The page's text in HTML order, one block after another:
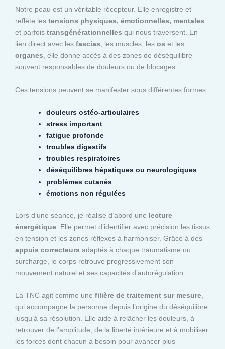
Notre peau est un véritable récepteur. Elle enregistre et
reflète les tensions physiques, émotionnelles, mentales
et parfois transgénérationnelles qui nous traversent. En
lien direct avec les fascias, les muscles, les os et les
organes, elle donne accès à des zones de déséquilibre
souvent responsables de douleurs ou de blocages.
Ces tensions peuvent se manifester sous différentes formes :
douleurs ostéo-articulaires
stress important
fatigue profonde
troubles digestifs
troubles respiratoires
déséquilibres hépatiques ou neurologiques
problèmes cutanés
émotions non régulées
Lors d’une séance, je réalise d’abord une lecture
énergétique . Elle permet d’identifier avec précision les tissus
en tension et les zones réflexes à harmoniser. Grâce à des
appuis correcteurs adaptés à chaque traumatisme ou
surcharge, le corps retrouve progressivement son
mouvement naturel et ses capacités d’autorégulation.
La TNC agit comme une filière de traitement sur mesure,
qui accompagne la personne depuis l’origine du déséquilibre
jusqu’à sa résolution. Elle aide à relâcher les douleurs, à
retrouver de l’amplitude, de la liberté intérieure et à mobiliser
les forces dont chacun a besoin pour avancer plus